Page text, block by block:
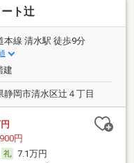
ト辻
本線 清水駅 徒歩9分
建
静岡市清水区辻４丁目
円
7.1万円